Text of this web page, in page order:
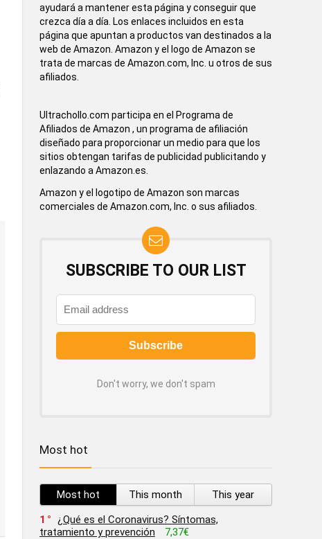
ayudará a mantener esta página y conseguir que
crezca día a día. Los enlaces incluidos en esta
página que apuntan a productos van destinados a la
web de Amazon. Amazon y el logo de Amazon se
trata de marcas de Amazon.com, Inc. u otros de sus
afiliados.
Ultrachollo.com participa en el Programa de
Afiliados de Amazon , un programa de afiliación
diseñado para proporcionar un medio para que los
sitios obtengan tarifas de publicidad publicitando y
enlazando a Amazon.es.
Amazon y el logotipo de Amazon son marcas
comerciales de Amazon.com, Inc. o sus afiliados.
SUBSCRIBE TO OUR LIST
Don't worry, we don't spam
Most hot
Most hot This month
This year
1
¿Qué es el Coronavirus? Síntomas,
tratamiento y prevención
7,37€